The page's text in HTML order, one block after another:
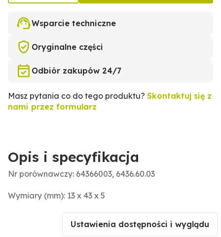
Wsparcie techniczne
Oryginalne części
Odbiór zakupów 24/7
Masz pytania co do tego produktu? Skontaktuj się z
nami przez formularz
Opis i specyfikacja
Nr porównawczy: 64366003, 6436.60.03
Wymiary (mm): 13 x 43 x 5
Ustawienia dostępności i wyglądu